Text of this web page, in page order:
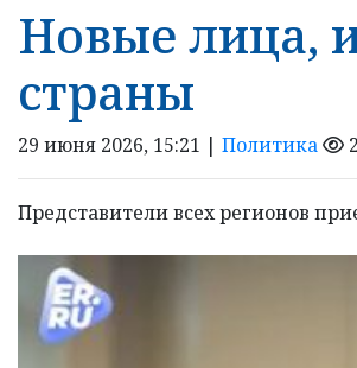
Новые лица,
страны
29 июня 2026, 15:21 | Политика
Представители всех регионов